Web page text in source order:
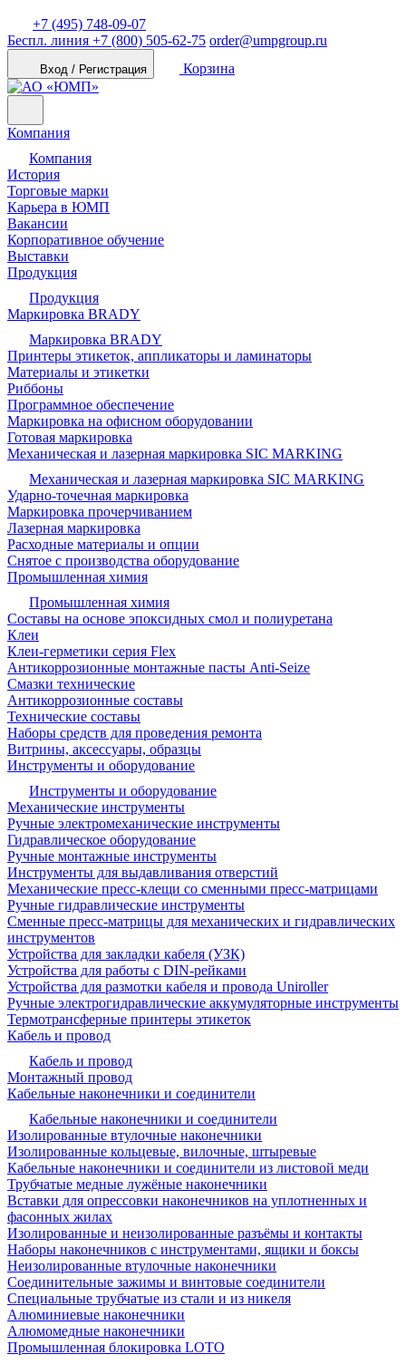
+7 (495) 748-09-07
Беспл. линия +7 (800) 505-62-75 order@umpgroup.ru
Вход / Регистрация Корзина
Компания
Компания
История
Торговые марки
Карьера в ЮМП
Вакансии
Корпоративное обучение
Выставки
Продукция
Продукция
Маркировка BRADY
Маркировка BRADY
Принтеры этикеток, аппликаторы и ламинаторы
Материалы и этикетки
Риббоны
Программное обеспечение
Маркировка на офисном оборудовании
Готовая маркировка
Механическая и лазерная маркировка SIC MARKING
Механическая и лазерная маркировка SIC MARKING
Ударно-точечная маркировка
Маркировка прочерчиванием
Лазерная маркировка
Расходные материалы и опции
Снятое с производства оборудование
Промышленная химия
Промышленная химия
Составы на основе эпоксидных смол и полиуретана
Клеи
Клеи-герметики серия Flex
Антикоррозионные монтажные пасты Anti-Seize
Смазки технические
Антикоррозионные составы
Технические составы
Наборы средств для проведения ремонта
Витрины, аксессуары, образцы
Инструменты и оборудование
Инструменты и оборудование
Механические инструменты
Ручные электромеханические инструменты
Гидравлическое оборудование
Ручные монтажные инструменты
Инструменты для выдавливания отверстий
Механические пресс-клещи со сменными пресс-матрицами
Ручные гидравлические инструменты
Сменные пресс-матрицы для механических и гидравлических
инструментов
Устройства для закладки кабеля (УЗК)
Устройства для работы с DIN-рейками
Устройства для размотки кабеля и провода Uniroller
Ручные электрогидравлические аккумуляторные инструменты
Термотрансферные принтеры этикеток
Кабель и провод
Кабель и провод
Монтажный провод
Кабельные наконечники и соединители
Кабельные наконечники и соединители
Изолированные втулочные наконечники
Изолированные кольцевые, вилочные, штыревые
Кабельные наконечники и соединители из листовой меди
Трубчатые медные лужёные наконечники
Вставки для опрессовки наконечников на уплотненных и
фасонных жилах
Изолированные и неизолированные разъёмы и контакты
Наборы наконечников с инструментами, ящики и боксы
Неизолированные втулочные наконечники
Соединительные зажимы и винтовые соединители
Специальные трубчатые из стали и из никеля
Алюминиевые наконечники
Алюмомедные наконечники
Промышленная блокировка LOTO